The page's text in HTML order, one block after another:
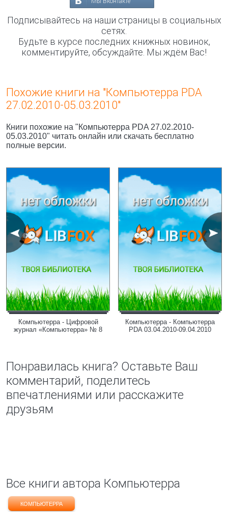
Подписывайтесь на наши страницы в социальных
сетях.
Будьте в курсе последних книжных новинок,
комментируйте, обсуждайте. Мы ждём Вас!
Похожие книги на "Компьютерра PDA
27.02.2010-05.03.2010"
Книги похожие на "Компьютерра PDA 27.02.2010-
05.03.2010" читать онлайн или скачать бесплатно
полные версии.
Компьютерра - Цифровой
журнал «Компьютерра» № 8
Компьютерра - Компьютерра
PDA 03.04.2010-09.04.2010
Понравилась книга? Оставьте Ваш
комментарий, поделитесь
впечатлениями или расскажите
друзьям
Все книги автора Компьютерра
КОМПЬЮТЕРРА